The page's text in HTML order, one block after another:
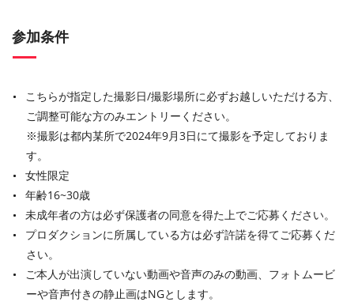
参加条件
こちらが指定した撮影日/撮影場所に必ずお越しいただける方、
ご調整可能な方のみエントリーください。
※撮影は都内某所で2024年9月3日にて撮影を予定しておりま
す。
女性限定
年齢16~30歳
未成年者の方は必ず保護者の同意を得た上でご応募ください。
プロダクションに所属している方は必ず許諾を得てご応募くだ
さい。
ご本人が出演していない動画や音声のみの動画、フォトムービ
ーや音声付きの静止画はNGとします。